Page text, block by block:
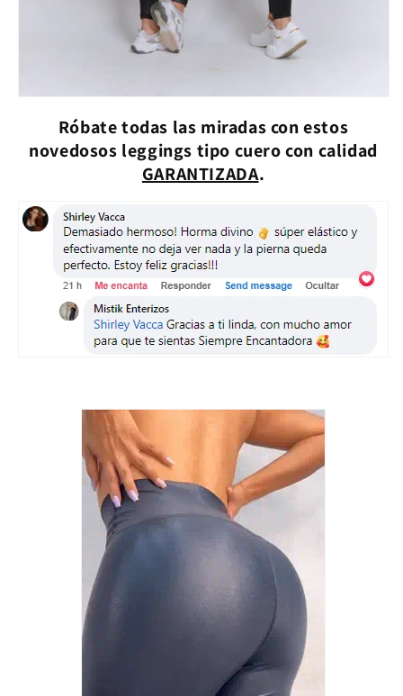
Róbate todas las miradas con estos
novedosos leggings tipo cuero con calidad
GARANTIZADA.